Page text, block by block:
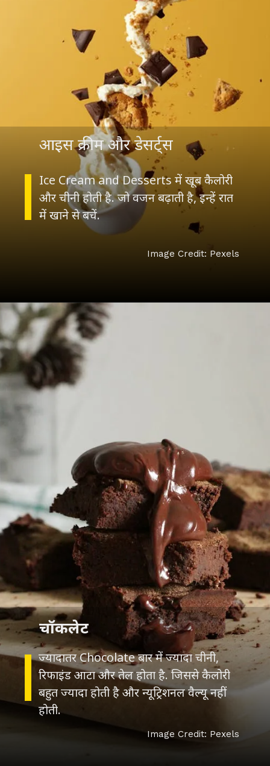
Ice Cream and Desserts में खूब कैलोरी
और चीनी होती है. जो वजन बढ़ाती है, इन्हें रात
में खाने से बचें.
आइस क्रीम और डेसर्ट्स
Image Credit: Pexels
ज्यादातर Chocolate बार में ज्यादा चीनी,
रिफाइंड आटा और तेल होता है. जिससे कैलोरी
बहुत ज्यादा होती है और न्यूट्रिशनल वैल्यू नहीं
होती.
चॉकलेट
Image Credit: Pexels